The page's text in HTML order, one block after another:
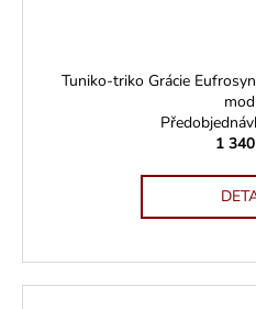
Tuniko-triko Grácie
1